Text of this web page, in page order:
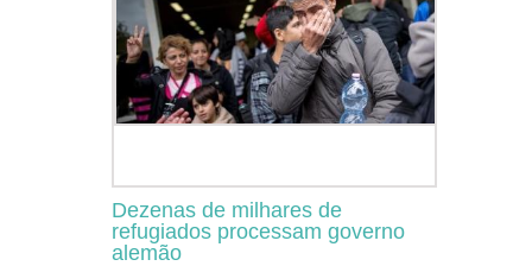
Dezenas de milhares de
refugiados processam governo
alemão